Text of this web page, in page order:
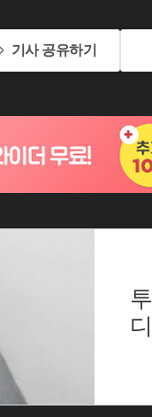
기사 공유하기